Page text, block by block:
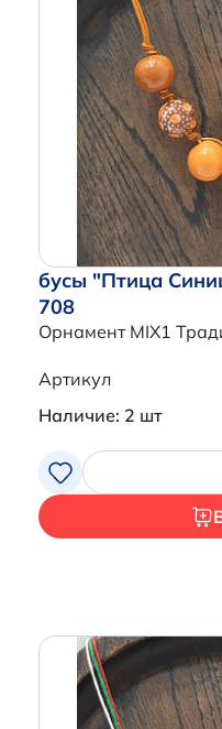
бусы "Птица
708
Орнамент MIX1
Артикул
Наличие: 2 шт